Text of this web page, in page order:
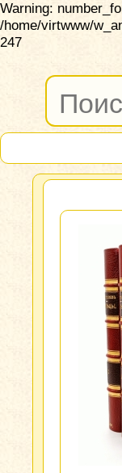
Warning:
/home/virtwww/
247